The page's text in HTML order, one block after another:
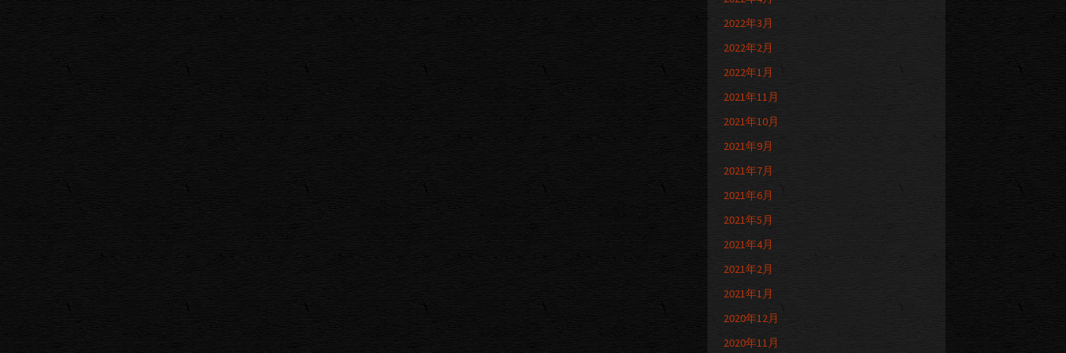
2022年3月
2022年2月
2022年1月
2021年11月
2021年10月
2021年9月
2021年7月
2021年6月
2021年5月
2021年4月
2021年2月
2021年1月
2020年12月
2020年11月